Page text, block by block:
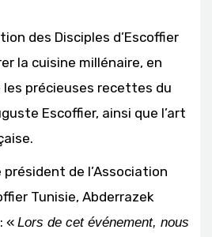
des Disciples d’Escoffier
la cuisine millénaire, en
précieuses recettes du
Escoffier, ainsi que l’art
de l’Association
Tunisie, Abderrazek
« Lors de cet événement, nous